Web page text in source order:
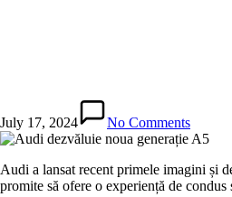
July 17, 2024 No Comments
Audi a lansat recent primele imagini și
promite să ofere o experiență de